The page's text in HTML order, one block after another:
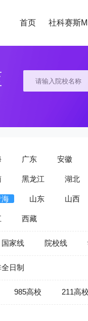
首页 社科赛斯
广东 安徽
黑龙江 湖北
海 山东 山西
西藏
国家线 院校线
日制
985高校 211高